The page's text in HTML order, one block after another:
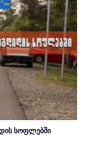
სოფლებში